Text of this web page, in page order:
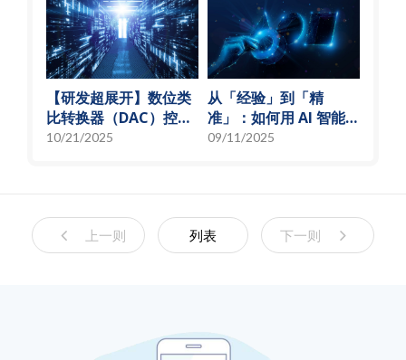
【研发超展开】数位类
比转换器（DAC）控制
偏压电流创新解决方
10/21/2025
从「经验」到「精
准」：如何用 AI 智能演
算法，实现高效射频预
09/11/2025
上一则 列表 下一则